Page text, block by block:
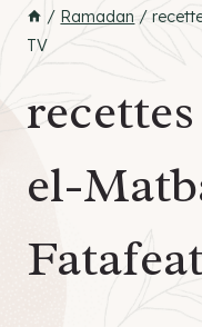
/ Ramadan /
TV
el-